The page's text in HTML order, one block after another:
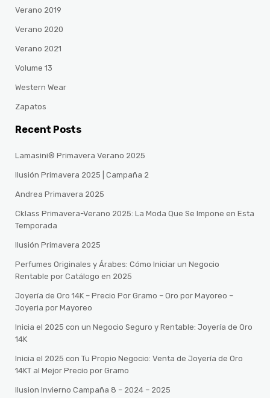
Verano 2019
Verano 2020
Verano 2021
Volume 13
Western Wear
Zapatos
Recent Posts
Lamasini® Primavera Verano 2025
Ilusión Primavera 2025 | Campaña 2
Andrea Primavera 2025
Cklass Primavera-Verano 2025: La Moda Que Se Impone en Esta
Temporada
Ilusión Primavera 2025
Perfumes Originales y Árabes: Cómo Iniciar un Negocio
Rentable por Catálogo en 2025
Joyería de Oro 14K – Precio Por Gramo – Oro por Mayoreo –
Joyeria por Mayoreo
Inicia el 2025 con un Negocio Seguro y Rentable: Joyería de Oro
14K
Inicia el 2025 con Tu Propio Negocio: Venta de Joyería de Oro
14KT al Mejor Precio por Gramo
Ilusion Invierno Campaña 8 – 2024 – 2025